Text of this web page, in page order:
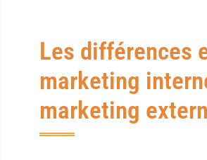
Les différences
marketing
marketing